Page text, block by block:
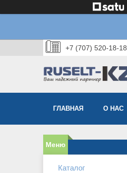
+7 (707) 520-18-18
ГЛАВНАЯ О НАС
Каталог